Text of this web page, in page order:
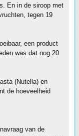
En in de siroop met
tegen 19
een product
was dat nog 20
(Nutella) en
de hoeveelheid
van de